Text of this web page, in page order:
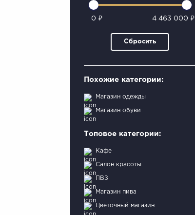
0 ₽ 4 463 000 ₽
Сбросить
Похожие категории:
Магазин одежды
Магазин обуви
Топовое категории:
Кафе
Салон красоты
ПВЗ
Магазин пива
Цветочный магазин